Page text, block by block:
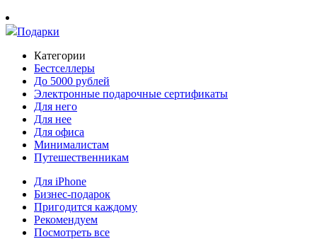
Подарки
Категории
Бестселлеры
До 5000 рублей
Электронные подарочные сертификаты
Для него
Для нее
Для офиса
Минималистам
Путешественникам
Для iPhone
Бизнес-подарок
Пригодится каждому
Рекомендуем
Посмотреть все